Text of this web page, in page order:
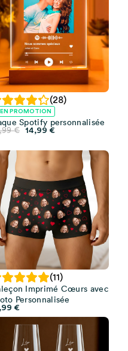
(28)
EN PROMOTION
Spotify personnalisée
€ Le
24,99 €.
14,99 €
14,99 €.
(11)
Imprimé Cœurs avec
Personnalisée
€